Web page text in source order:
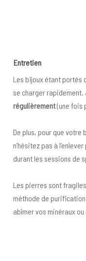
Entretien
Les bijoux étant portés
se charger rapidement.
régulièrement(une fois
De plus, pour que votre
n’hésitez pas à
durant les sessions de
Les pierres sont
méthode de
abîmer vos minéraux